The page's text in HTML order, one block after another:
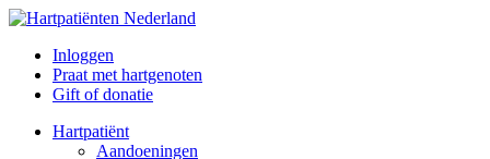
Inloggen
Praat met hartgenoten
Gift of donatie
Hartpatiënt
Aandoeningen